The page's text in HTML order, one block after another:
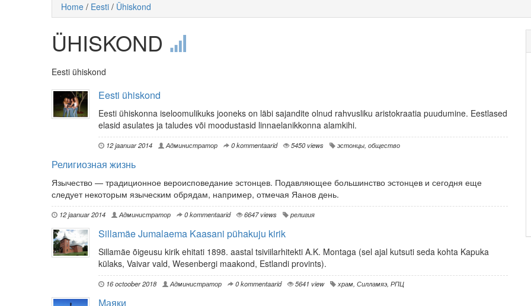
Home / Eesti / Ühiskond
ÜHISKOND
Eesti ühiskond
Eesti ühiskond
Eesti ühiskonna iseloomulikuks jooneks on läbi sajandite olnud rahvusliku aristokraatia puudumine. Eestlased
elasid asulates ja taludes või moodustasid linnaelanikkonna alamkihi.
12 jaanuar 2014 Администратор 0 kommentaarid 5450 views эстонцы, общество
Религиозная жизнь
Язычество — традиционное вероисповедание эстонцев. Подавляющее большинство эстонцев и сегодня еще
следует некоторым языческим обрядам, например, отмечая Яанов день.
12 jaanuar 2014 Администратор 0 kommentaarid 6647 views религия
Sillamäe Jumalaema Kaasani pühakuju kirik
Sillamäe õigeusu kirik ehitati 1898. aastal tsiviilarhitekti A.K. Montaga (sel ajal kutsuti seda kohta Kapuka
külaks, Vaivar vald, Wesenbergi maakond, Estlandi provints).
16 octoober 2018 Администратор 0 kommentaarid 5641 view храм, Силламяэ, РПЦ
Маяки